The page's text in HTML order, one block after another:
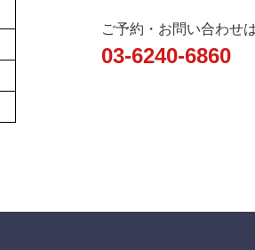
ご予約・お問い合わせ
03-6240-6860